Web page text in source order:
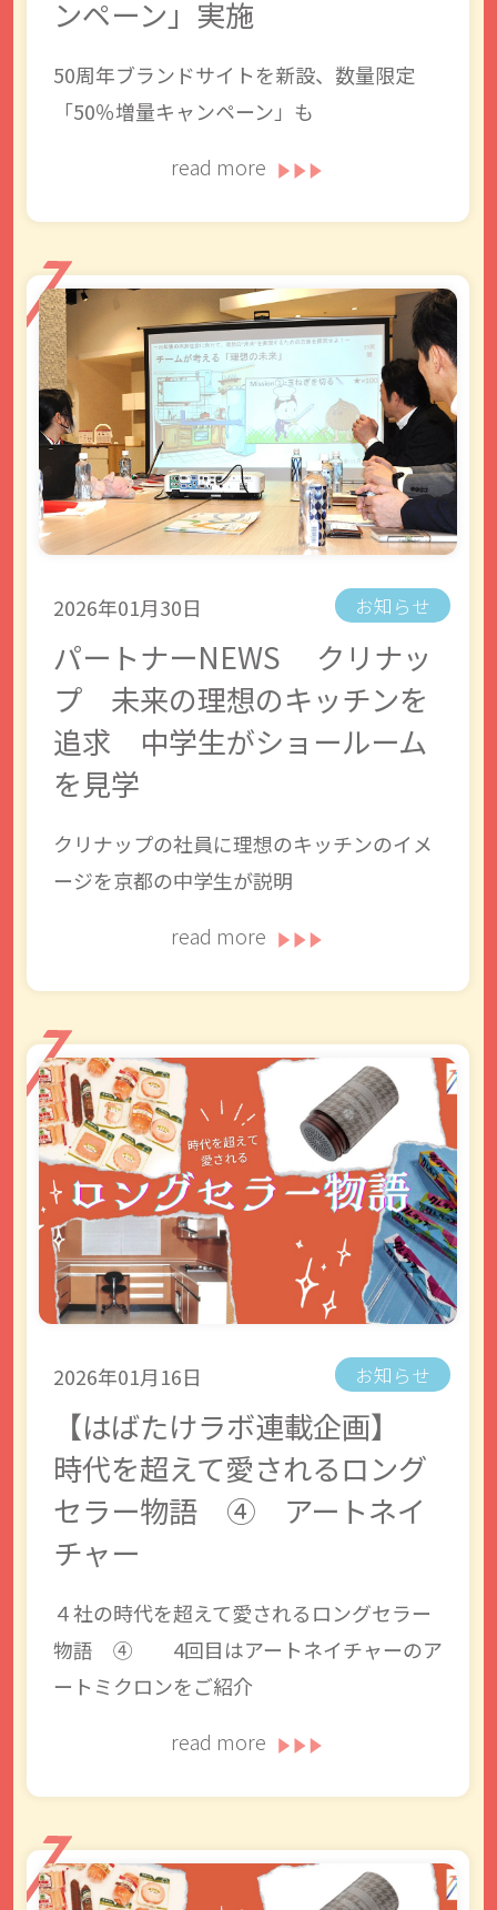
ンペーン」実施
50周年ブランドサイトを新設、数量限定
「50％増量キャンペーン」も
read more
2026年01月30日 お知らせ
パートナーNEWS クリナッ
プ 未来の理想のキッチンを
追求 中学生がショールーム
を見学
クリナップの社員に理想のキッチンのイメ
ージを京都の中学生が説明
read more
2026年01月16日 お知らせ
【はばたけラボ連載企画】
時代を超えて愛されるロング
セラー物語 ④ アートネイ
チャー
４社の時代を超えて愛されるロングセラー
物語 ④ 4回目はアートネイチャーのア
ートミクロンをご紹介
read more